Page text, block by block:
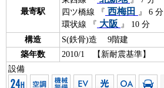
最寄駅
四ツ橋線 『 西梅田 』 6 分
環状線 『 大阪 』 10 分
構造
S(鉄骨)造 9階建
築年数
2010/1 【新耐震基準】
設備